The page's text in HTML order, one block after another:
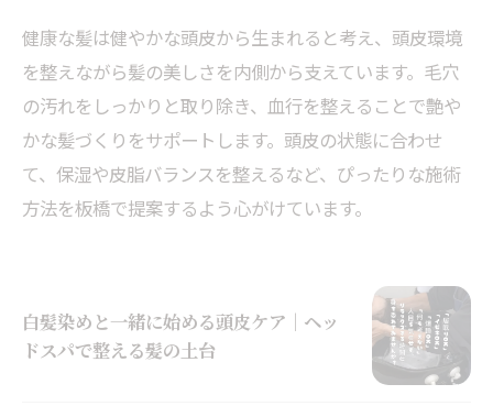
健康な髪は健やかな頭皮から生まれると考え、頭皮環境
を整えながら髪の美しさを内側から支えています。毛穴
の汚れをしっかりと取り除き、血行を整えることで艶や
かな髪づくりをサポートします。頭皮の状態に合わせ
て、保湿や皮脂バランスを整えるなど、ぴったりな施術
方法を板橋で提案するよう心がけています。
白髪染めと一緒に始める頭皮ケア｜ヘッ
ドスパで整える髪の土台